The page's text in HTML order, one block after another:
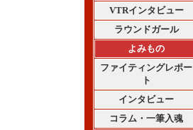
VTRインタビュー
ラウンドガール
よみもの
ファイティングレポー
ト
インタビュー
コラム・一筆入魂